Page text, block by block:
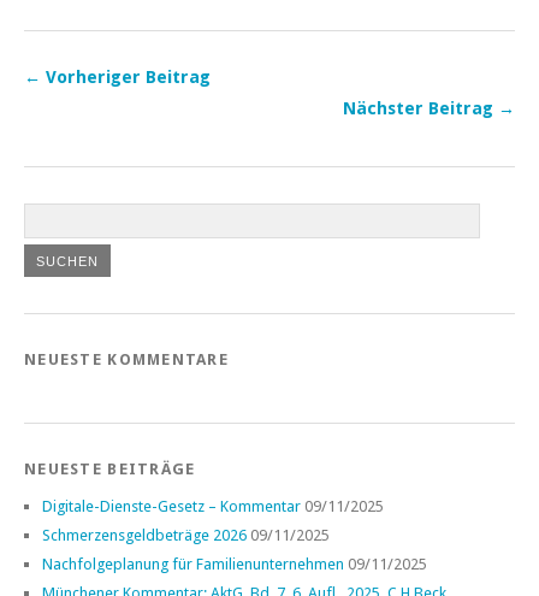
← Vorheriger Beitrag
Nächster Beitrag →
NEUESTE KOMMENTARE
NEUESTE BEITRÄGE
Digitale-Dienste-Gesetz – Kommentar 09/11/2025
Schmerzensgeldbeträge 2026 09/11/2025
Nachfolgeplanung für Familienunternehmen 09/11/2025